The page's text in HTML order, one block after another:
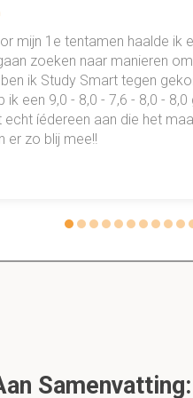
cel wordt opgeslagen.
bacteriële
hoe dik is die bij GP en
nm dik, bij GP zo'n 80 nm.
mijn 1e tentamen haalde ik
zoeken naar manieren
ik Study Smart tegen
ik een 9,0 - 8,0 - 7,6 - 8,0 -
echt íédereen aan die het
er zo blij mee!!